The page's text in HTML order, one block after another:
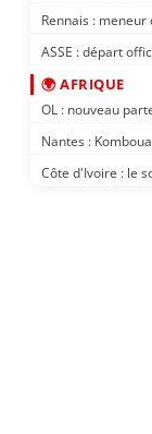
Rennais :
ASSE : départ
🌍 AFRIQUE
OL : nouveau
Nantes :
Côte d'Ivoire : le